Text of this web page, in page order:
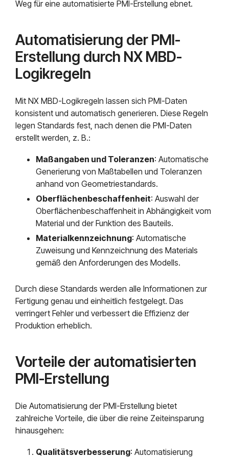
Weg für eine automatisierte PMI-Erstellung ebnet.
Automatisierung der PMI-
Erstellung durch NX MBD-
Logikregeln
Mit NX MBD-Logikregeln lassen sich PMI-Daten
konsistent und automatisch generieren. Diese Regeln
legen Standards fest, nach denen die PMI-Daten
erstellt werden, z. B.:
Maßangaben und Toleranzen: Automatische
Generierung von Maßtabellen und Toleranzen
anhand von Geometriestandards.
Oberflächenbeschaffenheit: Auswahl der
Oberflächenbeschaffenheit in Abhängigkeit vom
Material und der Funktion des Bauteils.
Materialkennzeichnung: Automatische
Zuweisung und Kennzeichnung des Materials
gemäß den Anforderungen des Modells.
Durch diese Standards werden alle Informationen zur
Fertigung genau und einheitlich festgelegt. Das
verringert Fehler und verbessert die Effizienz der
Produktion erheblich.
Vorteile der automatisierten
PMI-Erstellung
Die Automatisierung der PMI-Erstellung bietet
zahlreiche Vorteile, die über die reine Zeiteinsparung
hinausgehen:
Qualitätsverbesserung: Automatisierung